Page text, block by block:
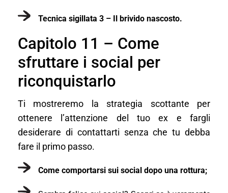
Tecnica sigillata 3 – Il brivido nascosto.
Capitolo 11 – Come
sfruttare i social per
riconquistarlo
Ti mostreremo la strategia scottante per
ottenere l’attenzione del tuo ex e fargli
desiderare di contattarti senza che tu debba
fare il primo passo.
Come comportarsi sui social dopo una rottura;